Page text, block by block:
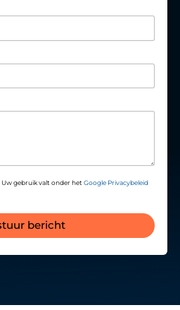
Uw gebruik valt onder het Google Privacybeleid
bericht